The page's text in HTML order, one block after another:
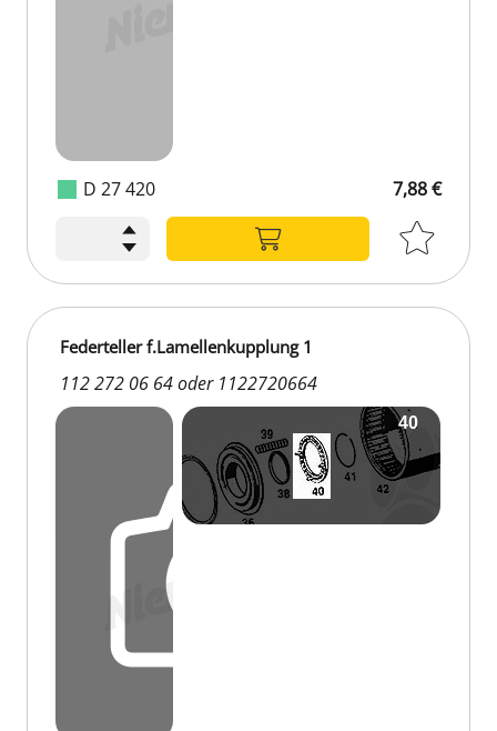
D 27 420 7,88 €
Federteller f.Lamellenkupplung 1
112 272 06 64 oder 1122720664